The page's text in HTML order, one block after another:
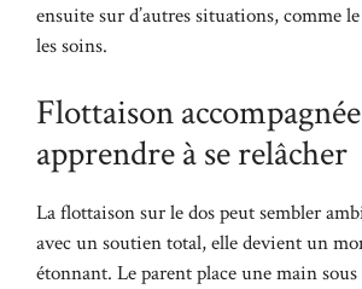
ensuite sur d’autres situations, comme
les soins.
Flottaison
apprendre à se relâcher
La flottaison sur le dos peut sembler
avec un soutien total, elle devient un
étonnant. Le parent place une main sous